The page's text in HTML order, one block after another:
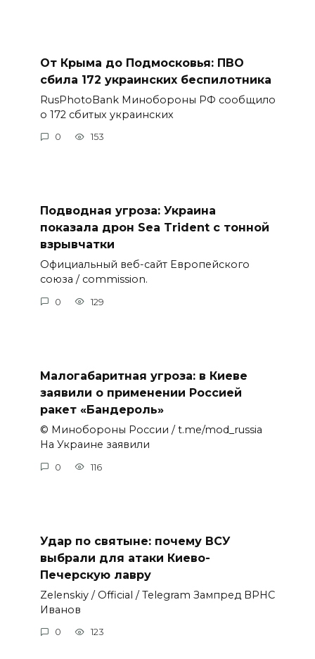
От Крыма до Подмосковья: ПВО
сбила 172 украинских беспилотника
RusPhotoBank Минобороны РФ сообщило
о 172 сбитых украинских
0 153
Подводная угроза: Украина
показала дрон Sea Trident с тонной
взрывчатки
Официальный веб-сайт Европейского
союза / commission.
0 129
Малогабаритная угроза: в Киеве
заявили о применении Россией
ракет «Бандероль»
© Минобороны России / t.me/mod_russia
На Украине заявили
0 116
Удар по святыне: почему ВСУ
выбрали для атаки Киево-
Печерскую лавру
Zеlеnskiу / Оfficiаl / Telegram Зампред ВРНС
Иванов
0 123